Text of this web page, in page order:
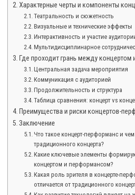
Характерные черты и компоненты
Театральность и сюжетность
Визуальные и технические эффекты
Интерактивность и участие
Мультидисциплинарное
Где проходит грань между
Центральная задача мероприятия
Коммуникация с аудиторией
Продолжительность и структура
Таблица сравнения: концерт vs
Преимущества и риски концертов-
Заключение
Что такое концерт-перформанс и чем
традиционного концерта?
Какие ключевые элементы
концертом и перформансом?
Какая роль зрителя в концерте-
отличается от традиционного